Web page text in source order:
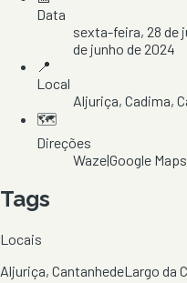
Data
sexta-feira, 28 de
de junho de 2024
📍
Local
Aljuriça, Cadima,
🗺️
Direções
Waze|Google Maps
Tags
Locais
Aljuriça, CantanhedeLargo da